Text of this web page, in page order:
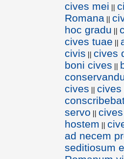
cives mei ||
Romana ||
hoc gradu ||
cives tuae ||
civis || cives
boni cives ||
cives || cives
servo ||
hostem ||
ad necem
seditiosum